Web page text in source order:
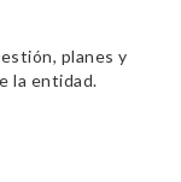
planes y
la entidad.